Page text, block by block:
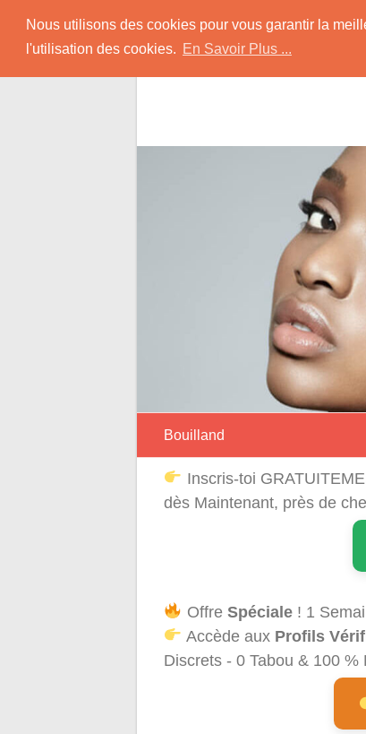
Nous utilisons des cookies pour vous garantir la
l'utilisation des cookies. En Savoir Plus ...
content
Rencontrer-
Conseils et Infos pour la Rencontre
Bouilland
Inscris-toi
dès Maintenant, près de
Offre Spéciale! 1
Accède aux Profils
Discrets - 0 Tabou & 100 %